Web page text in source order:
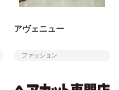
アヴェニュー
ファッション